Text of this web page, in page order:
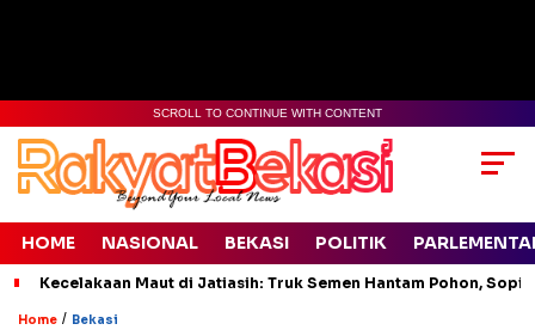
SCROLL TO CONTINUE WITH CONTENT
HOME NASIONAL BEKASI POLITIK
Kecelakaan Maut di Jatiasih: Truk Semen Hantam Pohon,
Home / Bekasi